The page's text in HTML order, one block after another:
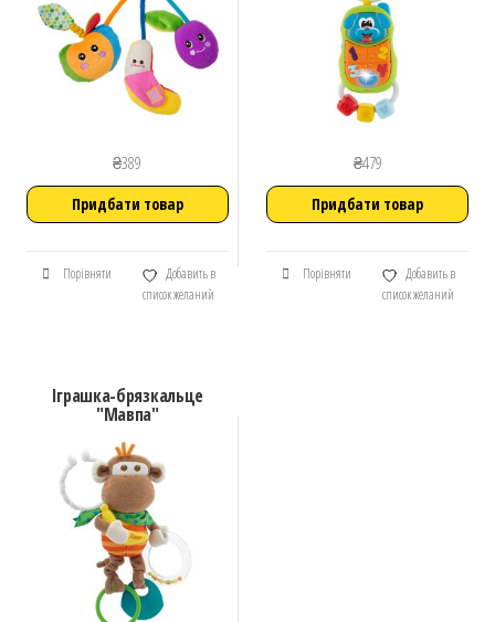
₴389
Придбати товар
Порівняти
Добавить в
список желаний
₴479
Придбати товар
Порівняти
Добавить в
список желаний
Іграшка-брязкальце
"Мавпа"